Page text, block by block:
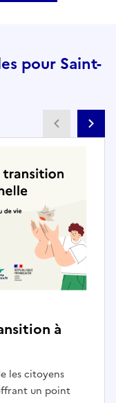
pour Saint-
à
les citoyens
un point